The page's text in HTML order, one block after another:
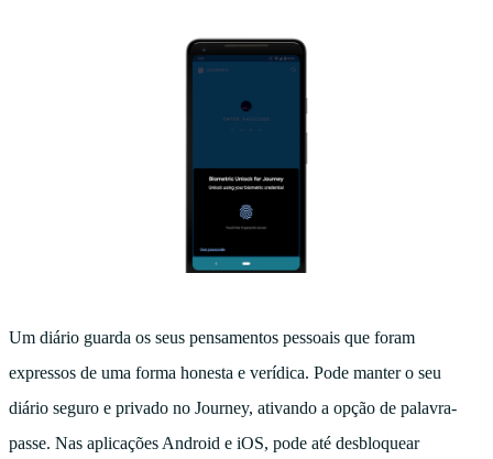
Um diário guarda os seus pensamentos pessoais que foram
expressos de uma forma honesta e verídica. Pode manter o seu
diário seguro e privado no Journey, ativando a opção de palavra-
passe. Nas aplicações Android e iOS, pode até desbloquear